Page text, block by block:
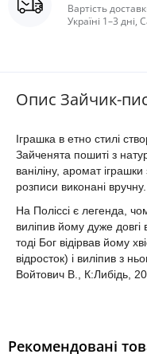
Вартість
Україні 1–3 дні,
Опис Зайчик-
Іграшка в етно стилі
Зайченята пошиті з
ваніліну, аромат
розписи виконані вручну.
На Поліссі є легенда,
виліпив йому дуже
тоді Бог відірвав йому
відросток) і виліпив з
Войтович В., К:Либідь,
Рекомендовані